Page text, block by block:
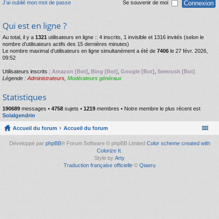
J’ai oublié mon mot de passe Se souvenir de moi
Qui est en ligne ?
Au total, il y a 1321 utilisateurs en ligne :: 4 inscrits, 1 invisible et 1316 invités (selon le
nombre d’utilisateurs actifs des 15 dernières minutes)
Le nombre maximal d’utilisateurs en ligne simultanément a été de 7406 le 27 févr. 2026,
09:52
Utilisateurs inscrits : Amazon [Bot] Bing [Bot] Google [Bot] Semrush [Bot]
Légende : Administrateurs Modérateurs généraux
Statistiques
190689 messages • 4758 sujets • 1219 membres • Notre membre le plus récent est
Solalgendrin
Accueil du forum Accueil du forum
Développé par phpBB® Forum Software © phpBB Limited Color scheme created with
Colorize It.
Style by Arty
Traduction française officielle © Qiaeru